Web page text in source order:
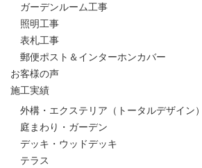
ガーデンルーム工事
照明工事
表札工事
郵便ポスト＆インターホンカバー
お客様の声
施工実績
外構・エクステリア（トータルデザイン）
庭まわり・ガーデン
デッキ・ウッドデッキ
テラス